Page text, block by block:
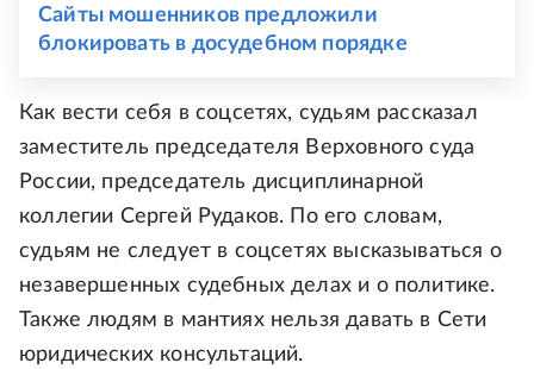
Сайты мошенников предложили
блокировать в досудебном порядке
Как вести себя в соцсетях, судьям рассказал
заместитель председателя Верховного суда
России, председатель дисциплинарной
коллегии Сергей Рудаков. По его словам,
судьям не следует в соцсетях высказываться о
незавершенных судебных делах и о политике.
Также людям в мантиях нельзя давать в Сети
юридических консультаций.